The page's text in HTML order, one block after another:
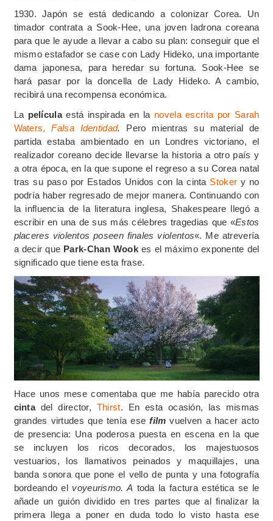
1930. Japón se está dedicando a colonizar Corea. Un
timador contrata a Sook-Hee, una joven ladrona coreana
para que le ayude a llevar a cabo su plan: conseguir que el
mismo estafador se case con Lady Hideko, una importante
dama japonesa, para heredar su fortuna. Sook-Hee se
hará pasar por la doncella de Lady Hideko. A cambio,
recibirá una recompensa económica.
La películaestá inspirada en la novela escrita por Sarah
Waters, Falsa Identidad. Pero mientras su material de
partida estaba ambientado en un Londres victoriano, el
realizador coreano decide llevarse la historia a otro país y
a otra época, en la que supone el regreso a su Corea natal
tras su paso por Estados Unidos con la cinta Stoker y no
podría haber regresado de mejor manera. Continuando con
la influencia de la literatura inglesa, Shakespeare llegó a
escribir en una de sus más célebres tragedias que «Estos
placeres violentos poseen finales violentos«. Me atrevería
a decir que Park-Chan Wook es el máximo exponente del
significado que tiene esta frase.
Hace unos mese comentaba que me había parecido otra
cintadel director, Thirst. En esta ocasión, las mismas
grandes virtudes que tenía esefilmvuelven a hacer acto
de presencia: Una poderosa puesta en escena en la que
se incluyen los ricos decorados, los majestuosos
vestuarios, los llamativos peinados y maquillajes, una
banda sonora que pone el vello de punta y una fotografía
bordeando el voyeurismo. A toda la factura estética se le
añade un guión dividido en tres partes que al finalizar la
primera llega a poner en duda todo lo visto hasta ese